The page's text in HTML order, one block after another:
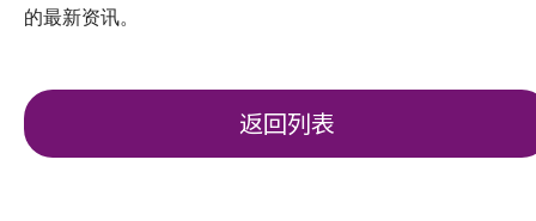
的最新资讯。
返回列表